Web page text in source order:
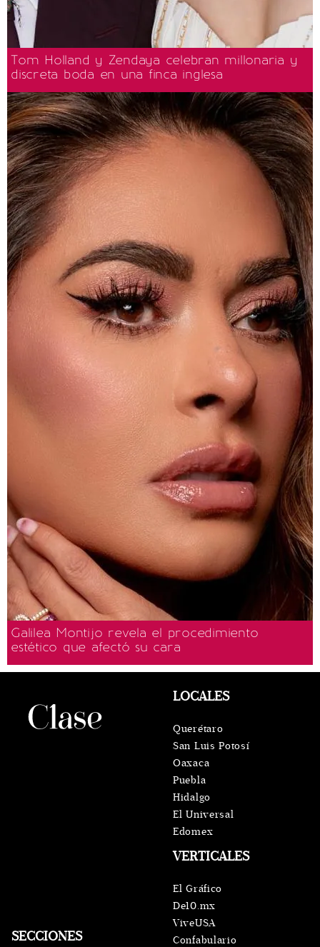
Tom Holland y Zendaya celebran millonaria y
discreta boda en una finca inglesa
Galilea Montijo revela el procedimiento
estético que afectó su cara
SECCIONES
VERTICALES
El Gráfico
De10.mx
ViveUSA
Confabulario
LOCALES
Querétaro
San Luis Potosí
Oaxaca
Puebla
Hidalgo
El Universal
Edomex